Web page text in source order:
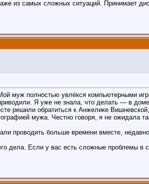
из самых сложных ситуаций. Принимает
муж полностью увлёкся компьютерными
Я уже не знала, что делать — в
решили обратиться к Анжелике
мужа. Честно говоря, я не ожидала
проводить больше времени вместе,
дела. Если у вас есть сложные проблемы